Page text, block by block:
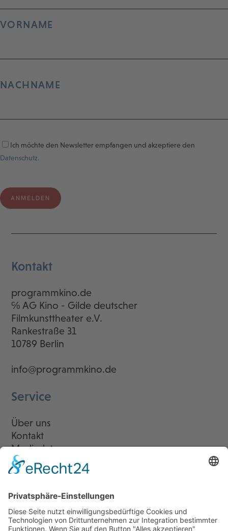
VORNAME
NACHNAME
Ich möchte den Newsletter empfangen und akzeptiere den
Datenschutz.
Kontakt
programmkino.de
℅ AG Kino - Gilde deutscher
Filmkunsttheater e.V.
Rankestraße 31
10789 Berlin
info@programmkino.de
Service
Über uns
Kontakt
Mediadaten
Newsletter
LogIn
Legal
Impressum